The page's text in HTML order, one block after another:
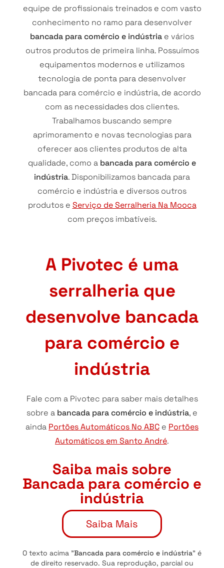
equipe de profissionais treinados e com vasto
conhecimento no ramo para desenvolver
bancada para comércio e indústria e vários
outros produtos de primeira linha. Possuímos
equipamentos modernos e utilizamos
tecnologia de ponta para desenvolver
bancada para comércio e indústria, de acordo
com as necessidades dos clientes.
Trabalhamos buscando sempre
aprimoramento e novas tecnologias para
oferecer aos clientes produtos de alta
qualidade, como a bancada para comércio e
indústria. Disponibilizamos bancada para
comércio e indústria e diversos outros
produtos e Serviço de Serralheria Na Mooca
com preços imbatíveis.
A Pivotec é uma
serralheria que
desenvolve bancada
para comércio e
indústria
Fale com a Pivotec para saber mais detalhes
sobre a bancada para comércio e indústria, e
ainda Portões Automáticos No ABC e Portões
Automáticos em Santo André.
Saiba mais sobre
Bancada para comércio e
indústria
Saiba Mais
O texto acima "Bancada para comércio e indústria" é
de direito reservado. Sua reprodução, parcial ou